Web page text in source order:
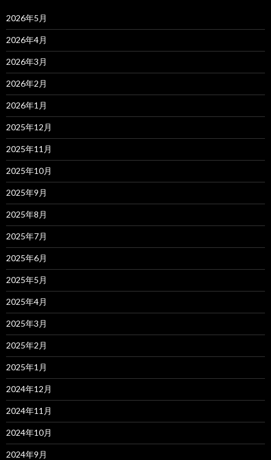
2026年5月
2026年4月
2026年3月
2026年2月
2026年1月
2025年12月
2025年11月
2025年10月
2025年9月
2025年8月
2025年7月
2025年6月
2025年5月
2025年4月
2025年3月
2025年2月
2025年1月
2024年12月
2024年11月
2024年10月
2024年9月